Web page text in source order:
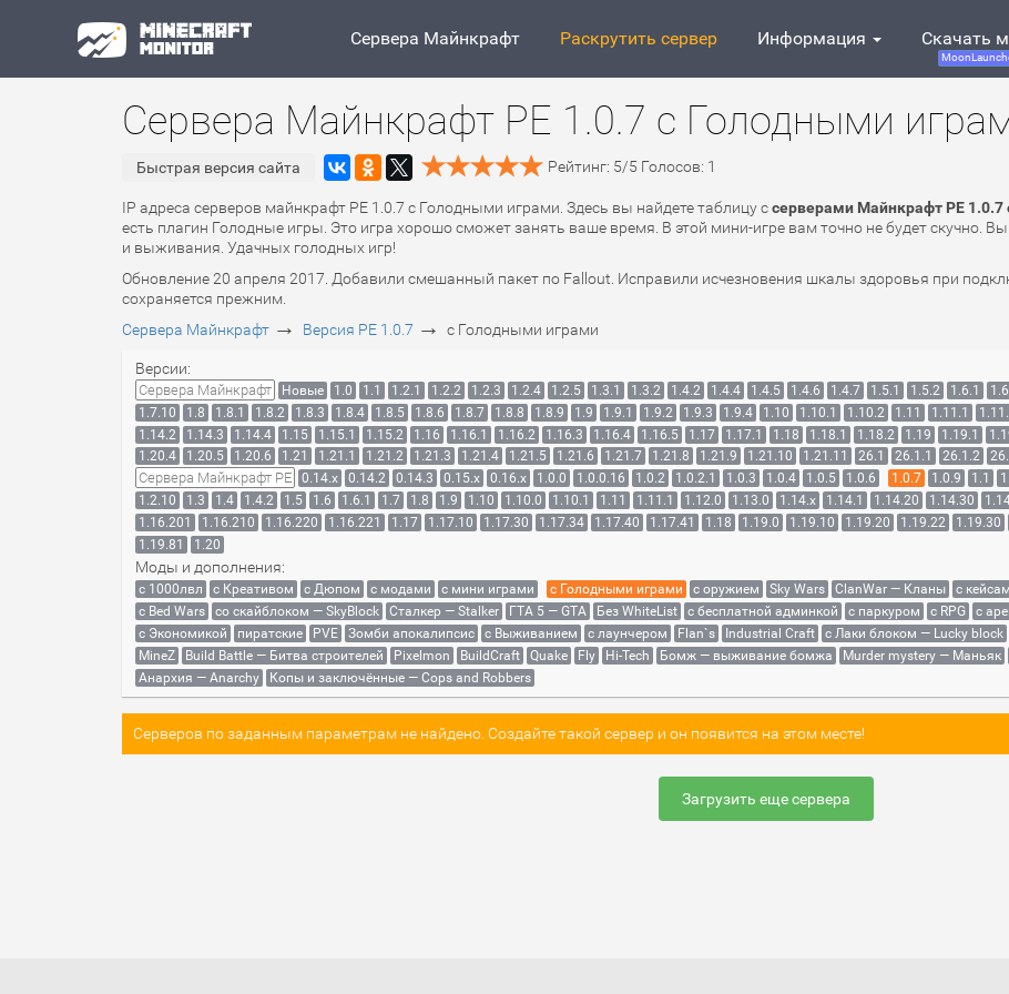
Сервера Майнкрафт Раскрутить сервер Информация Скачать
Сервера Майнкрафт PE 1.0.7 с Голодными
Быстрая версия сайта Рейтинг: 5/5 Голосов: 1
IP адреса серверов майнкрафт PE 1.0.7 с Голодными играми. Здесь вы найдете таблицу ссерверами Майнкрафт PE
есть плагин Голодные игры. Это игра хорошо сможет занять ваше время. В этой мини-игре вам точно не будет скучно.
и выживания. Удачных голодных игр!
Обновление 20 апреля 2017. Добавили смешанный пакет по Fallout. Исправили исчезновения шкалы здоровья при
сохраняется прежним.
Сервера Майнкрафт → Версия PE 1.0.7 → с Голодными играми
Версии:
Сервера Майнкрафт Новые 1.0 1.1 1.2.1 1.2.2 1.2.3 1.2.4 1.2.5 1.3.1 1.3.2 1.4.2 1.4.4 1.4.5 1.4.6 1.4.7 1.5.1 1.5.2 1.6.1
1.7.10
1.8 1.8.1 1.8.2 1.8.3 1.8.4 1.8.5 1.8.6 1.8.7 1.8.8 1.8.9 1.9 1.9.1 1.9.2 1.9.3 1.9.4 1.10 1.10.1 1.10.2 1.11 1.11.1
1.14.2
1.14.3 1.14.4 1.15 1.15.1 1.15.2 1.16 1.16.1 1.16.2 1.16.3 1.16.4 1.16.5 1.17 1.17.1 1.18 1.18.1 1.18.2 1.19 1.19.1
1.20.4
1.20.5 1.20.6 1.21 1.21.1 1.21.2 1.21.3 1.21.4 1.21.5 1.21.6 1.21.7 1.21.8 1.21.9 1.21.10 1.21.11 26.1 26.1.1 26.1.2
Сервера Майнкрафт PE 0.14.x 0.14.2 0.14.3 0.15.x 0.16.x 1.0.0 1.0.0.16 1.0.2 1.0.2.1 1.0.3 1.0.4 1.0.5 1.0.6 1.0.7 1.0.9 1.1
1.2.10
1.3 1.4 1.4.2 1.5 1.6 1.6.1 1.7 1.8 1.9 1.10 1.10.0 1.10.1 1.11 1.11.1 1.12.0 1.13.0 1.14.x 1.14.1 1.14.20 1.14.30
1.16.201
1.16.210 1.16.220 1.16.221 1.17 1.17.10 1.17.30 1.17.34 1.17.40 1.17.41 1.18 1.19.0 1.19.10 1.19.20 1.19.22 1.19.30
1.19.81
1.20
Моды и дополнения:
с 1000лвл c Креативом с Дюпом с модами с мини играми с Голодными играми с оружием Sky Wars ClanWar — Кланы с
с Bed Wars
со скайблоком — SkyBlock Сталкер — Stalker ГТА 5 — GTA Без WhiteList с бесплатной админкой с паркуром с RPG с
с Экономикой
пиратские PVE Зомби апокалипсис с Выживанием с лаунчером Flan`s Industrial Craft с Лаки блоком — Lucky block
MineZ
Build Battle — Битва строителей Pixelmon BuildCraft Quake Fly Hi-Tech Бомж — выживание бомжа Murder mystery — Маньяк
Анархия — Anarchy
Копы и заключённые — Cops and Robbers
Серверов по заданным параметрам не найдено. Создайте такой сервер и он появится на этом месте!
Загрузить еще сервера